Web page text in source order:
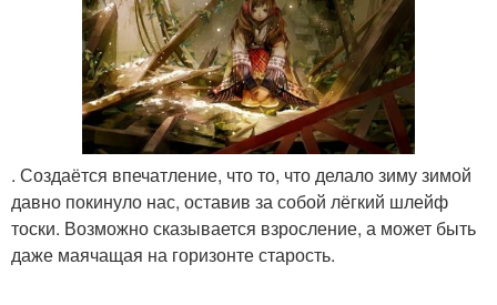
. Создаётся впечатление, что то, что делало зиму зимой
давно покинуло нас, оставив за собой лёгкий шлейф
тоски. Возможно сказывается взросление, а может быть
даже маячащая на горизонте старость.